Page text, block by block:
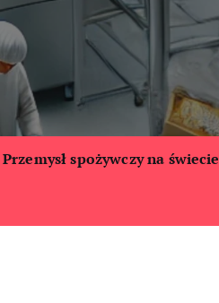
Przemysł spożywczy na świecie